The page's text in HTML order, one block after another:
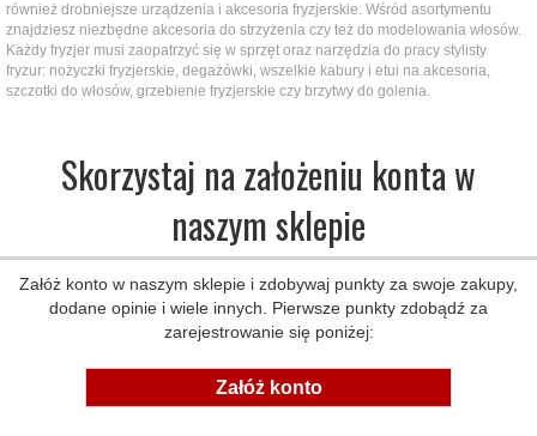
również drobniejsze urządzenia i akcesoria fryzjerskie. Wśród asortymentu
znajdziesz niezbędne akcesoria do strzyżenia czy też do modelowania włosów.
Każdy fryzjer musi zaopatrzyć się w sprzęt oraz narzędzia do pracy stylisty
fryzur: nożyczki fryzjerskie, degażówki, wszelkie kabury i etui na akcesoria,
szczotki do włosów, grzebienie fryzjerskie czy brzytwy do golenia.
Skorzystaj na założeniu konta w
naszym sklepie
Załóż konto w naszym sklepie i zdobywaj punkty za swoje zakupy,
dodane opinie i wiele innych. Pierwsze punkty zdobądź za
zarejestrowanie się poniżej:
Załóż konto